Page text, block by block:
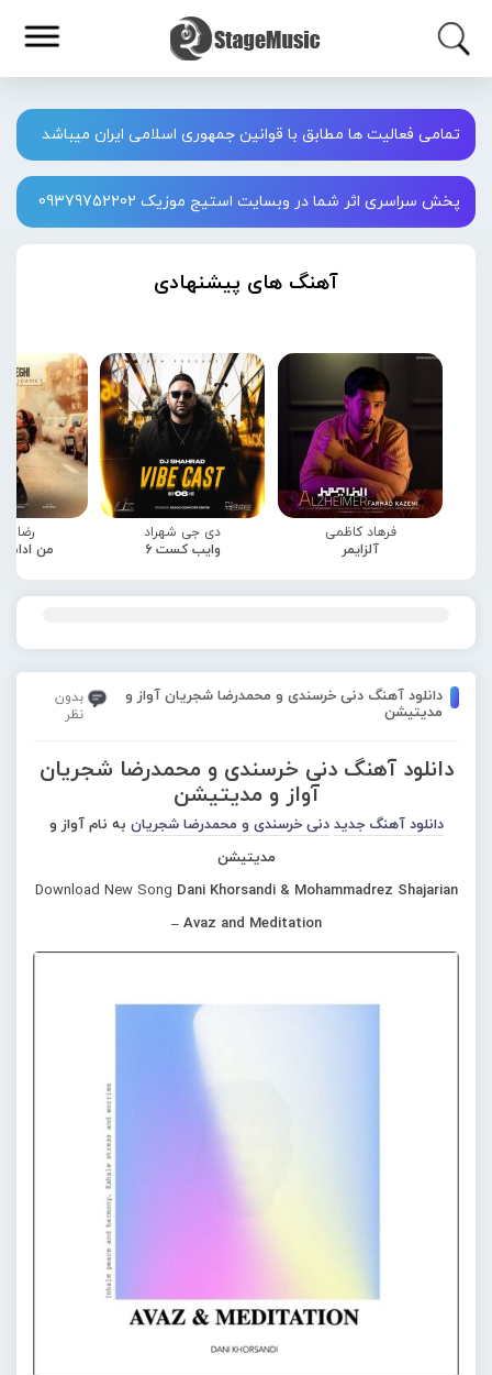
تمامی فعالیت ها مطابق با قوانین جمهوری اسلامی ایران میباشد
پخش سراسری اثر شما در وبسایت استیج موزیک 09379752202
آهنگ های پیشنهادی
فرهاد کاظمی
آلزایمر
دی جی شهراد
وایب کست 6
رضا
من
دانلود آهنگ دنی خرسندی و محمدرضا شجریان آواز و
مدیتیشن
بدون
نظر
دانلود آهنگ دنی خرسندی و محمدرضا شجریان
آواز و مدیتیشن
دانلود آهنگ جدید دنی خرسندی و محمدرضا شجریان به نام آواز و
مدیتیشن
Download New Song Dani Khorsandi & Mohammadrez Shajarian
– Avaz and Meditation